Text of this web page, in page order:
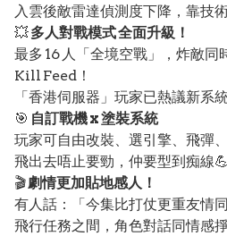
入雲後敵雷達偵測度下降，靠技術
💥多人對戰模式 全面升級！
最多 16 人「全境空戰」，炸敵同
Kill Feed！
「香港伺服器」玩家已熱議新系
🎯 自訂戰機 x 塗裝系統
玩家可自由改裝、選引擎、飛彈
飛出去唔止要勁，仲要型到痴線💪
🎬劇情更加貼地感人！
有人話：「今集比打仗更重友情同
飛行任務之間，角色對話同情感